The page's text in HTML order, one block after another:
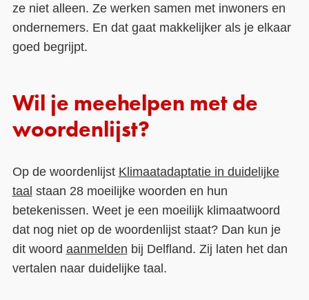
ze niet alleen. Ze werken samen met inwoners en
ondernemers. En dat gaat makkelijker als je elkaar
goed begrijpt.
Wil je meehelpen met de
woordenlijst?
Op de woordenlijst Klimaatadaptatie in duidelijke
taal staan 28 moeilijke woorden en hun
betekenissen. Weet je een moeilijk klimaatwoord
dat nog niet op de woordenlijst staat? Dan kun je
dit woord aanmelden bij Delfland. Zij laten het dan
vertalen naar duidelijke taal.